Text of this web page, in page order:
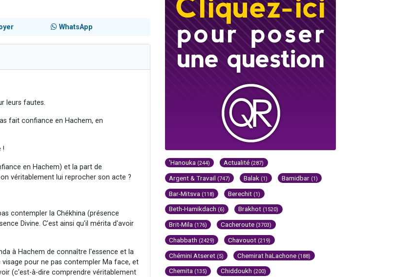
WhatsApp
leurs fautes.
fait confiance en Hachem, en
!
en Hachem) et la part de
véritablement lui reprocher son acte ?
contempler la Chékhina (présence
Divine. C'est ainsi qu'il mérita d'avoir
à Hachem de connaître l'essence et la
pour ne pas contempler Ma face, et
(c'est-à-dire comprendre véritablement
'Hanouka (244) Actualité (287)
Argent & Travail (747) Balak (1) Bamidbar (1)
Bar-Mitsva (118) Berechit (1)
Beth-Hamikdach (6) Brakhot (1520)
Brit-Mila (176) Cacheroute (3703)
Chabbath (2429) Chavouot (219)
Chémini Atseret (5) Chemirat haLachone (188)
Chemita (135) Chiddoukh (200)